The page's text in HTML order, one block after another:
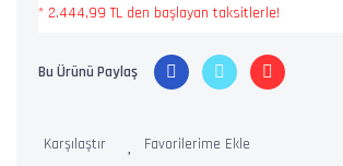
* 2.444,99 TL den başlayan taksitlerle!
Bu Ürünü Paylaş
Karşılaştır